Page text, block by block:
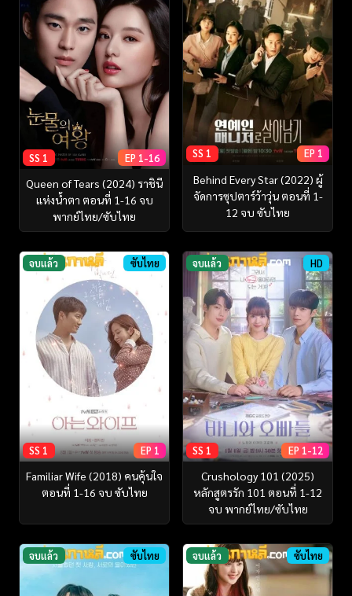
SS 1 EP 1-16
Queen of Tears (2024) ราชินี
แห่งน้ำตา ตอนที่ 1-16 จบ
พากย์ไทย/ซับไทย
SS 1 EP 1
Behind Every Star (2022) ผู้
จัดการซุปตาร์ว้าวุ่น ตอนที่ 1-
12 จบ ซับไทย
จบแล้ว ซับไทย
SS 1 EP 1
Familiar Wife (2018) คนคุ้นใจ
ตอนที่ 1-16 จบ ซับไทย
จบแล้ว HD
SS 1 EP 1-12
Crushology 101 (2025)
หลักสูตรรัก 101 ตอนที่ 1-12
จบ พากย์ไทย/ซับไทย
จบแล้ว ซับไทย จบแล้ว ซับไทย